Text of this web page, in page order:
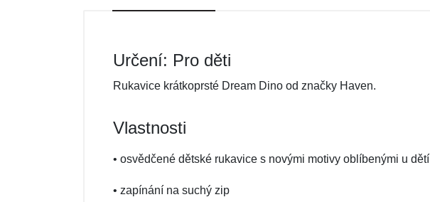
Určení: Pro děti
Rukavice krátkoprsté Dream Dino od značky Haven.
Vlastnosti
• osvědčené dětské rukavice s novými motivy oblíbenými u dětí
• zapínání na suchý zip